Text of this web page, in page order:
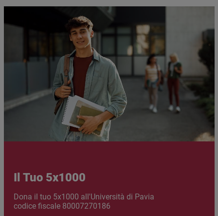
Il Tuo 5x1000
Abstract
Dona il tuo 5x1000 all'Università di Pavia
codice fiscale 80007270186